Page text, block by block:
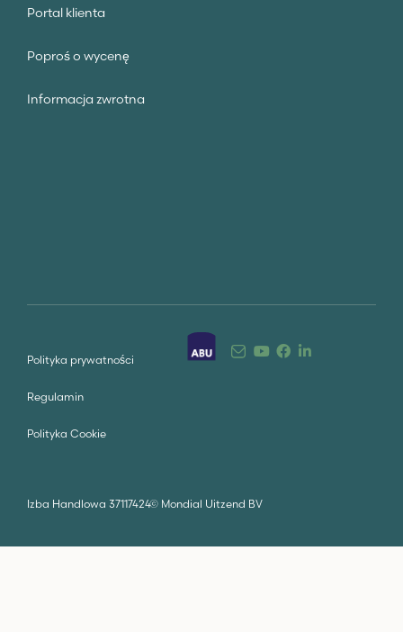
Portal klienta
Poproś o wycenę
Informacja zwrotna
Izba Handlowa 37117424© Mondial Uitzend BV
Polityka prywatności
Regulamin
Polityka Cookie